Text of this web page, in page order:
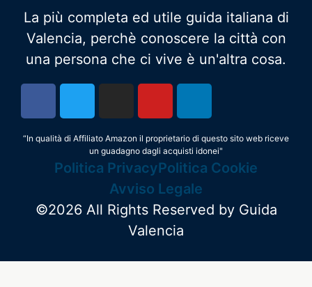
La più completa ed utile guida italiana di
Valencia, perchè conoscere la città con
una persona che ci vive è un'altra cosa.
“In qualità di Affiliato Amazon il proprietario di questo sito web riceve
un guadagno dagli acquisti idonei"
Politica PrivacyPolitica Cookie
Avviso Legale
©2026 All Rights Reserved by Guida
Valencia